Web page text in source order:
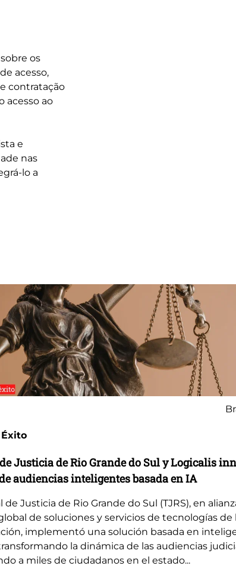
os
acesso,
contratação
acesso ao
e
nas
lo a
Éxito
Justicia de Rio Grande do Sul y Logicalis
audiencias inteligentes basada en IA
de Justicia de Rio Grande do Sul (TJRS), en
de soluciones y servicios de tecnologías de
implementó una solución basada en
la dinámica de las audiencias
a miles de ciudadanos en el estado...